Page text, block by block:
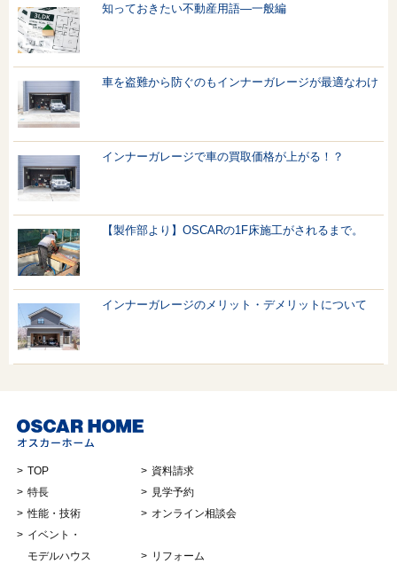
知っておきたい不動産用語—一般編
車を盗難から防ぐのもインナーガレージが最適なわけ
インナーガレージで車の買取価格が上がる！？
【製作部より】OSCARの1F床施工がされるまで。
インナーガレージのメリット・デメリットについて
TOP
特長
性能・技術
イベント・
モデルハウス
資料請求
見学予約
オンライン相談会
リフォーム